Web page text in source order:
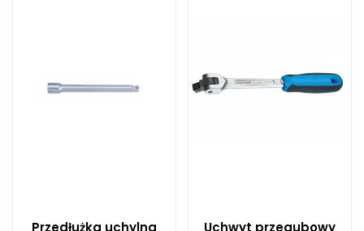
Przedłużka uchylna
Uchwyt przegubowy